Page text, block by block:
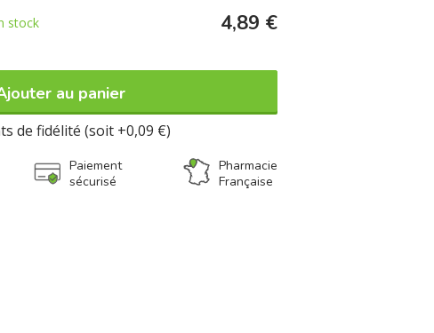
stock 4,89 €
au panier
de fidélité (soit +0,09 €)
Paiement
sécurisé
Pharmacie
Française